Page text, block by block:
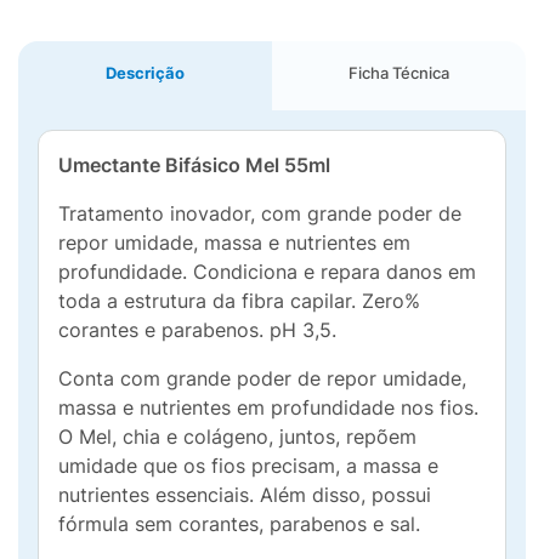
Descrição Ficha Técnica
Umectante Bifásico Mel 55ml
Tratamento inovador, com grande poder de
repor umidade, massa e nutrientes em
profundidade. Condiciona e repara danos em
toda a estrutura da fibra capilar. Zero%
corantes e parabenos. pH 3,5.
Conta com grande poder de repor umidade,
massa e nutrientes em profundidade nos fios.
O Mel, chia e colágeno, juntos, repõem
umidade que os fios precisam, a massa e
nutrientes essenciais. Além disso, possui
fórmula sem corantes, parabenos e sal.